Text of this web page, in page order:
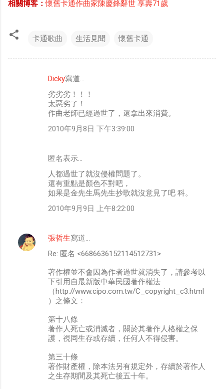
相關博客：懷舊卡通作曲家陳慶鋒辭世 享壽71歲
卡通歌曲 生活見聞 懷舊卡通
Dicky寫道…
劣劣劣！！！
太惡劣了！
作曲老師已經過世了，還拿出來消費。
2010年9月8日 下午3:39:00
匿名表示…
人都過世了就沒侵權問題了。
還有重點是顏色不對吧，
如果是金先生馬先生抄歌就沒意見了吧 科。
2010年9月9日 上午8:22:00
張哲生寫道…
Re: 匿名 <6686636152114512731>
著作權並不會因為作者過世就消失了，請參考以
下引用自最新版中華民國著作權法
（http://www.cipo.com.tw/C_copyright_c3.html
）之條文：
第十八條
著作人死亡或消滅者，關於其著作人格權之保
護，視同生存或存續，任何人不得侵害。
第三十條
著作財產權，除本法另有規定外，存續於著作人
之生存期間及其死亡後五十年。